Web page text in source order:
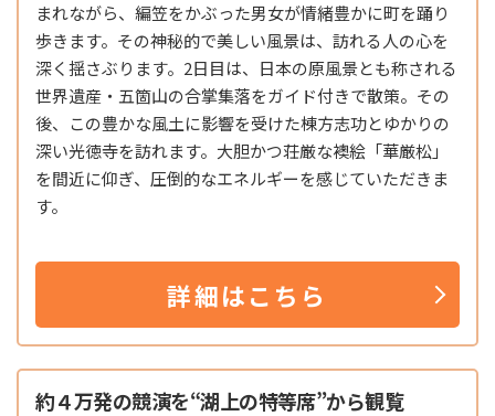
まれながら、編笠をかぶった男女が情緒豊かに町を踊り
歩きます。その神秘的で美しい風景は、訪れる人の心を
深く揺さぶります。 2日目は、日本の原風景とも称される
世界遺産・五箇山の合掌集落をガイド付きで散策。その
後、この豊かな風土に影響を受けた棟方志功とゆかりの
深い光徳寺を訪れます。大胆かつ荘厳な襖絵「華厳松」
を間近に仰ぎ、圧倒的なエネルギーを感じていただきま
す。
詳細はこちら
約４万発の競演を“湖上の特等席”から観覧